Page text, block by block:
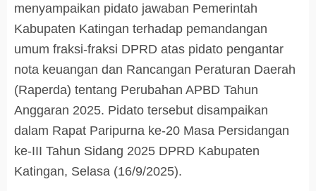
menyampaikan pidato jawaban Pemerintah
Kabupaten Katingan terhadap pemandangan
umum fraksi-fraksi DPRD atas pidato pengantar
nota keuangan dan Rancangan Peraturan Daerah
(Raperda) tentang Perubahan APBD Tahun
Anggaran 2025. Pidato tersebut disampaikan
dalam Rapat Paripurna ke-20 Masa Persidangan
ke-III Tahun Sidang 2025 DPRD Kabupaten
Katingan, Selasa (16/9/2025).